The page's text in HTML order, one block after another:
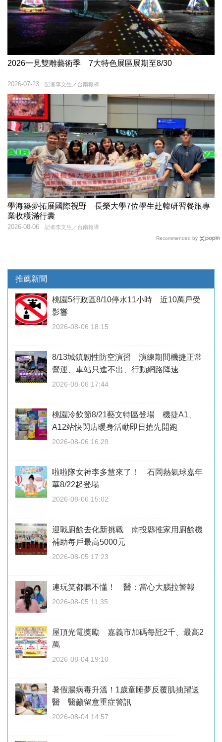
2026一見雙雕藝術季 7大特色展區展期至8/30
記者李文生／台南報導
2026-07-23
學海築夢拓展國際視野 長榮大學7位學生赴韓研習餐旅專
業收穫滿行囊
記者李文生／台南報導
2026-08-06
Recommended by
推薦新聞
桃園5行政區8/10停水11小時 近10萬戶受
影響
2026-08-06 18:15
8/13城鎮韌性防空演習 演練期間機捷正常
營運、車站只進不出、行動網路降速
2026-08-06 17:44
桃園冷飲節8/21藝文特區登場 機捷A1、
A12站快閃店暖身活動即日搶先開跑
2026-08-06 16:29
啦啦隊女神李多慧來了！ 石岡熱氣球嘉年
華8/22起登場
2026-08-06 15:02
迎戰廚餘去化新挑戰 南投縣推家用廚餘機
補助每戶最高5000元
2026-08-05 17:23
連玩笑都聽不懂！ 醫：當心大腦拉警報
2026-08-05 11:35
屋頂光電獎勵 嘉義市加碼每瓩2千、最高2
萬
2026-08-04 19:10
暑假腸病毒升溫！1歲童睡夢反覆肌抽躍送
醫 醫籲留意重症警訊
2026-08-04 14:57